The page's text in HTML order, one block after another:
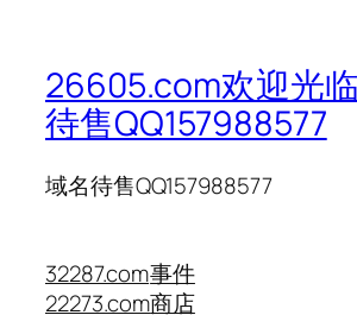
26605.com欢迎光
待售QQ157988577
域名待售QQ157988577
32287.com
22273.com
事件
商店